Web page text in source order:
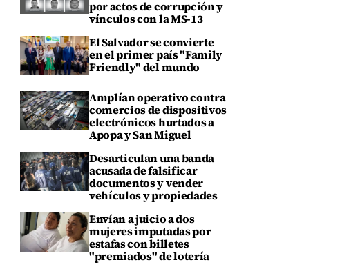
por actos de corrupción y
vínculos con la MS-13
El Salvador se convierte
en el primer país "Family
Friendly" del mundo
Amplían operativo contra
comercios de dispositivos
electrónicos hurtados a
Apopa y San Miguel
Desarticulan una banda
acusada de falsificar
documentos y vender
vehículos y propiedades
Envían a juicio a dos
mujeres imputadas por
estafas con billetes
"premiados" de lotería